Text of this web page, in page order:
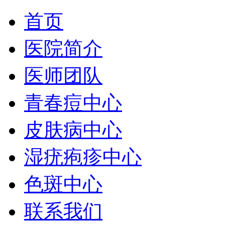
首页
医院简介
医师团队
青春痘中心
皮肤病中心
湿疣疱疹中心
色斑中心
联系我们